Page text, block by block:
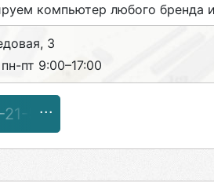
компьютер любого бренда
3
пн-пт 9:00–17:00
55